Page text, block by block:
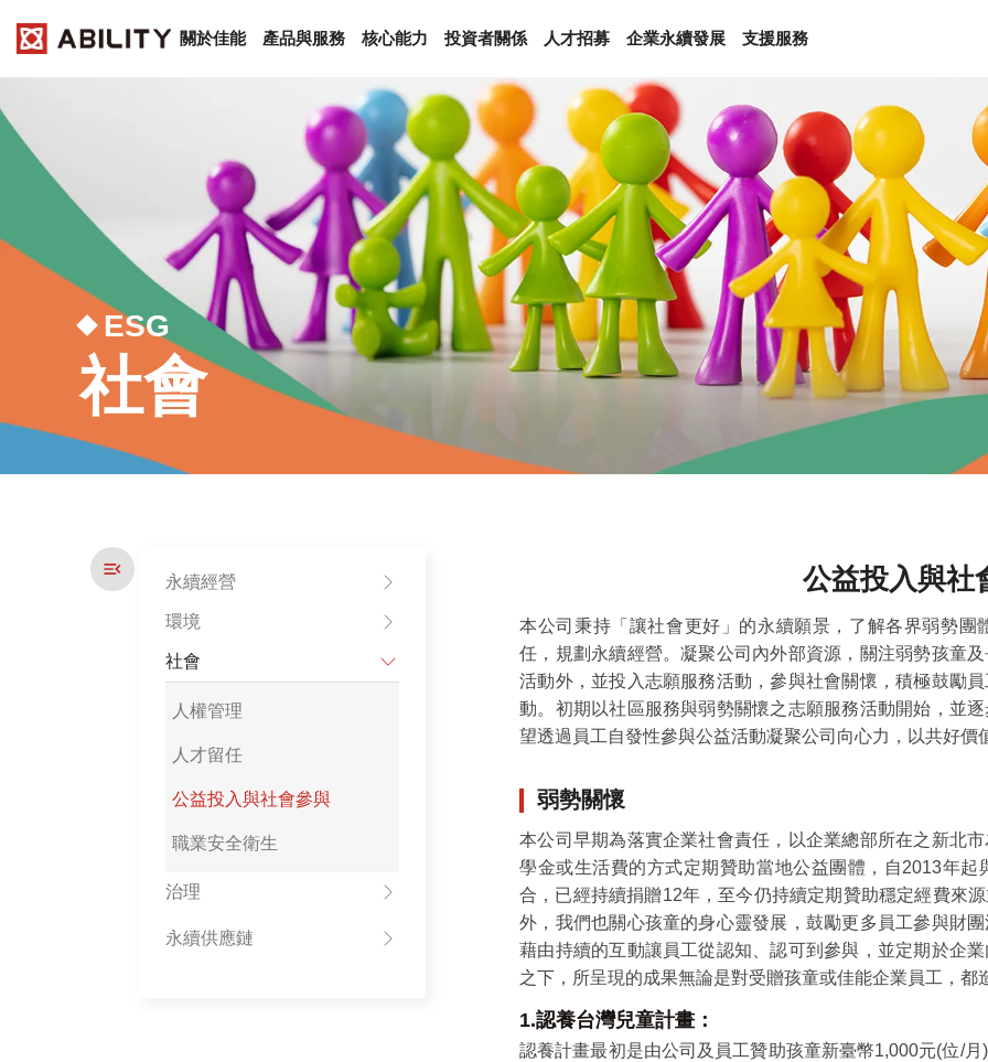
關於佳能 產品與服務 核心能力 投資者關係 人才招募 企業永續發展 支援服務
ESG
社會
永續經營
環境
社會
人權管理
人才留任
公益投入與社會參與
職業安全衛生
治理
永續供應鏈
公益投入與社
本公司秉持「讓社會更好」的永續願景，了解各界弱勢
任，規劃永續經營。凝聚公司內外部資源，關注弱勢孩童
活動外，並投入志願服務活動，參與社會關懷，積極鼓勵
動。初期以社區服務與弱勢關懷之志願服務活動開始，並
望透過員工自發性參與公益活動凝聚公司向心力，以共好價
弱勢關懷
本公司早期為落實企業社會責任，以企業總部所在之新北
學金或生活費的方式定期贊助當地公益團體，自2013年
合，已經持續捐贈12年，至今仍持續定期贊助穩定經費來
外，我們也關心孩童的身心靈發展，鼓勵更多員工參與財
藉由持續的互動讓員工從認知、認可到參與，並定期於企
之下，所呈現的成果無論是對受贈孩童或佳能企業員工，都
1.認養台灣兒童計畫：
認養計畫最初是由公司及員工贊助孩童新臺幣1,000元(位/